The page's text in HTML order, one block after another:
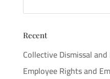
Recent
Collective Dismissal
Employee Rights and